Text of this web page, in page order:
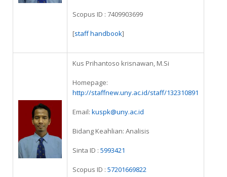
Scopus ID : 7409903699
[staff handbook]
Kus Prihantoso krisnawan, M.Si
Homepage:
http://staffnew.uny.ac.id/staff/132310891
Email: kuspk@uny.ac.id
Bidang Keahlian: Analisis
Sinta ID : 5993421
Scopus ID : 57201669822